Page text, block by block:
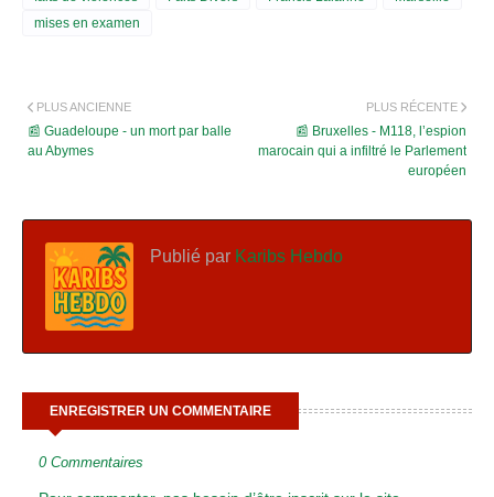
mises en examen
PLUS RÉCENTE
📰 Bruxelles - M118, l’espion
marocain qui a infiltré le Parlement
européen
PLUS ANCIENNE
📰 Guadeloupe - un mort par balle
au Abymes
Publié par Karibs Hebdo
ENREGISTRER UN COMMENTAIRE
0 Commentaires